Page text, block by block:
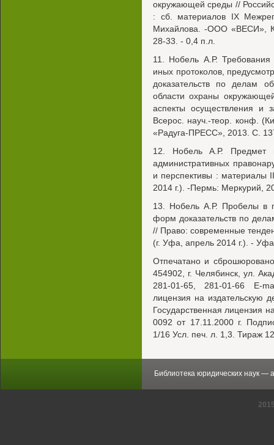
окружающей среды //
: сб. материалов IX
Михайлова. -ООО «ВЕСИ»,
28-33. - 0,4 п.л.
11. Нобель А.Р.
иных протоколов,
доказательств по делам
области охраны
аспекты осуществления и
Всерос. науч.-теор. конф.
«Радуга-ПРЕСС», 2013. С.
12. Нобель А.Р. Предмет
административных
и перспективы : материалы
2014 г.). -Пермь: Меркурий,
13. Нобель А.Р. Пробелы в
форм доказательств по
// Право: современные
(г. Уфа, апрель 2014 г.). -
Отпечатано и
454902, г. Челябинск, ул.
281-01-65, 281-01-66 E-
лицензия на издательскую
Государственная лицензия
0092 от 17.11.2000 г.
1/16 Усл. печ. л. 1,3. Тираж
Библиотека юридических наук